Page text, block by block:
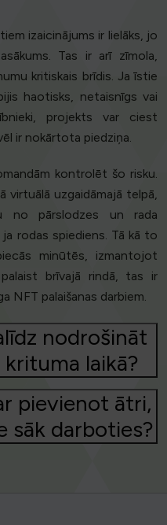
izaicinājums ir lielāks, jo
Tas ir arī zīmola,
kritiskais brīdis. Ja īstie
haotisks, netaisnīgs vai
projekts var ciest
ir nokārtota piedziņa.
kontrolēt šo risku.
virtuālā uzgaidāmajā telpā,
no pārslodzes un rada
ja rodas spiediens. Tā kā to
minūtēs, izmantojot
brīvajā rindā, tas ir
NFT palaišanas darbiem.
nodrošināt
laikā?
pievienot ātri,
sāk darboties?